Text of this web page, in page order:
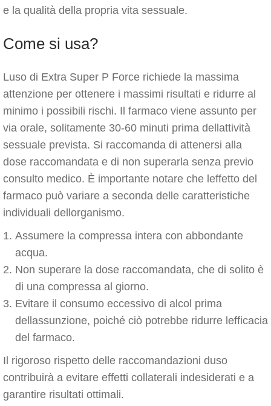
e la qualità della propria vita sessuale.
Come si usa?
Luso di Extra Super P Force richiede la massima
attenzione per ottenere i massimi risultati e ridurre al
minimo i possibili rischi. Il farmaco viene assunto per
via orale, solitamente 30-60 minuti prima dellattività
sessuale prevista. Si raccomanda di attenersi alla
dose raccomandata e di non superarla senza previo
consulto medico. È importante notare che leffetto del
farmaco può variare a seconda delle caratteristiche
individuali dellorganismo.
Assumere la compressa intera con abbondante
acqua.
Non superare la dose raccomandata, che di solito è
di una compressa al giorno.
Evitare il consumo eccessivo di alcol prima
dellassunzione, poiché ciò potrebbe ridurre lefficacia
del farmaco.
Il rigoroso rispetto delle raccomandazioni duso
contribuirà a evitare effetti collaterali indesiderati e a
garantire risultati ottimali.